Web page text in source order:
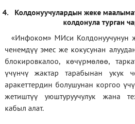
4.
Колдонуучулардын жеке
колдонула турган
«Инфоком» МИси Колдонуучунун
ченемдүү эмес же кокусунан
блокировкалоо, көчүрмөлөө,
үчүнчү жактар тарабынан укук
аракеттердин болушунан коргоо
жетиштүү уюштуруучулук жана
кабыл алат.